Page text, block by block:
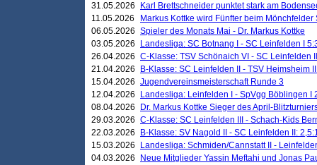
31.05.2026
Karl Brettschneider punktet stark am
11.05.2026
Markus Kottke wird Fünfter beim
06.05.2026 Spieler des Monats Mai - Dr. Markus Kottke
03.05.2026
Landesliga: SC Botnang I - SC Leinfelden I
26.04.2026 C-Klasse: TSV Schönaich VI - SC Leinfelden
21.04.2026
B-Klasse: SC Leinfelden II - TSV Heimsheim
15.04.2026 Jugendvereinsmeisterschaft Runde 3
12.04.2026
Landesliga: Leinfelden I - SpVgg Böblingen I
08.04.2026
Dr. Markus Kottke Sieger des April-
29.03.2026 C-Klasse: SC Leinfelden III - Schach-Kids
22.03.2026
B-Klasse: SV Nagold II - SC Leinfelden II:
15.03.2026
Landesliga: Schmiden/Cannstatt II -
04.03.2026
Neue Mitglieder Yassin Meftahi und Jonas